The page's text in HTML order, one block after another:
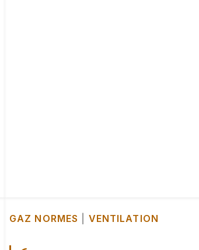
GAZ NORMES VENTILATION